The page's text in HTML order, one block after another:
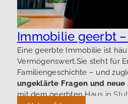
Immobilie geerbt
Eine geerbte Immobilie ist
Vermögenswert.Sie steht für
Familiengeschichte – und
ungeklärte Fragen und neue
mit dem geerbten Haus in